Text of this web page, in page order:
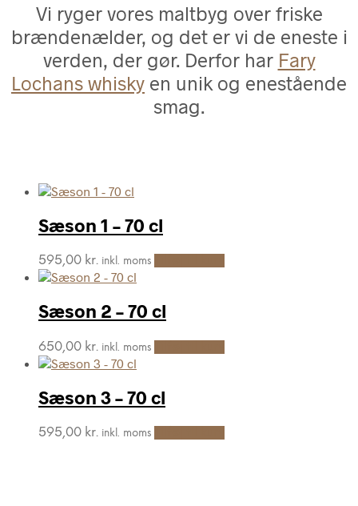
Vi ryger vores maltbyg over friske
brændenælder, og det er vi de eneste i
verden, der gør. Derfor har Fary
Lochans whisky en unik og enestående
smag.
Sæson 1 – 70 cl
595,00 kr. inkl. moms
Sæson 2 – 70 cl
650,00 kr. inkl. moms
Sæson 3 – 70 cl
595,00 kr. inkl. moms